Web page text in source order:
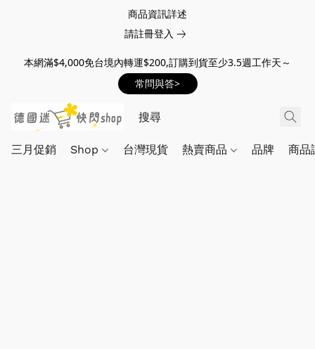
商品資訊詳述
請註冊登入
本網滿$4,000免台境內轉運$200,訂購到貨至少3.5週工作天～
常問與答>
三月促銷 Shop 台灣現貨 熱賣商品 品牌 商品